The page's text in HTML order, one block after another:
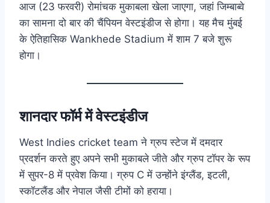
आज (23 फरवरी) रोमांचक मुकाबला खेला जाएगा, जहां जिम्बाब्वे
का सामना दो बार की चैंपियन वेस्टइंडीज से होगा। यह मैच मुंबई
के ऐतिहासिक Wankhede Stadium में शाम 7 बजे शुरू
होगा।
शानदार फॉर्म में वेस्टइंडीज
West Indies cricket team ने ग्रुप स्टेज में दमदार
प्रदर्शन करते हुए अपने सभी मुकाबले जीते और ग्रुप टॉपर के रूप
में सुपर-8 में प्रवेश किया। ग्रुप C में उन्होंने इंग्लैंड, इटली,
स्कॉटलैंड और नेपाल जैसी टीमों को हराया।